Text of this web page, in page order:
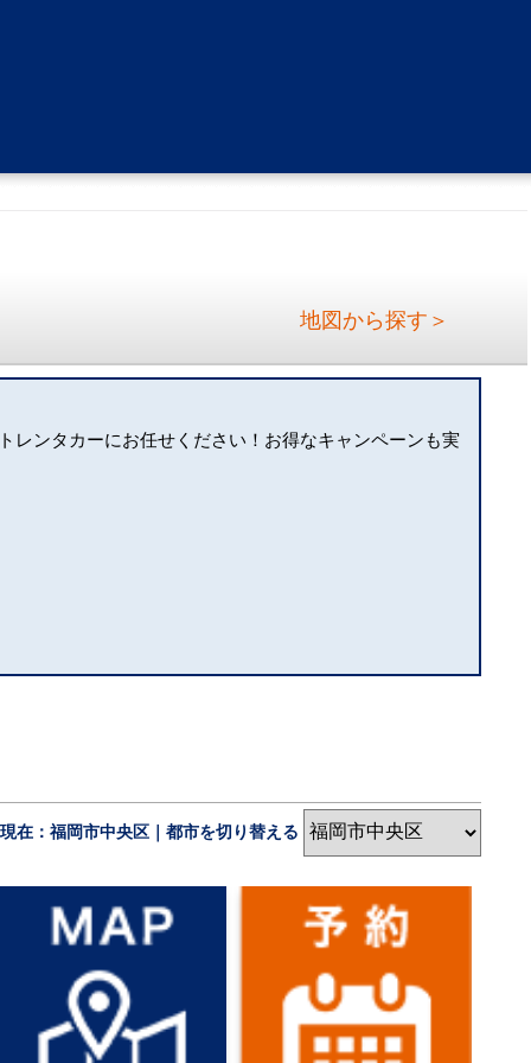
地図から探す＞
レンタカーにお任せください！お得なキャンペーンも実
現在：福岡市中央区｜都市を切り替える